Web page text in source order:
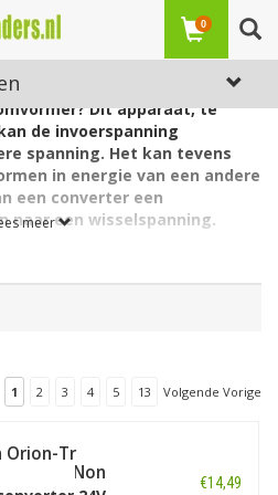
0
Sinusomvormer
Dit apparaat, te
de invoerspanning
spanning. Het kan tevens
in energie van een andere
een converter een
naar een wisselspanning.
en gecombineerde
bespreken de belangrijkste
Per type omvormer
meer
1 2 3 4 5 13 Volgende Vorige
Orion-Tr
(60W) Non
€14,49